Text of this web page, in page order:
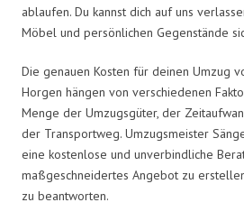
ablaufen. Du kannst dich auf uns
Möbel und persönlichen Gegenstände
Die genauen Kosten für deinen Umzug
Horgen hängen von verschiedenen
Menge der Umzugsgüter, der
der Transportweg. Umzugsmeister
eine kostenlose und unverbindliche
maßgeschneidertes Angebot zu
zu beantworten.